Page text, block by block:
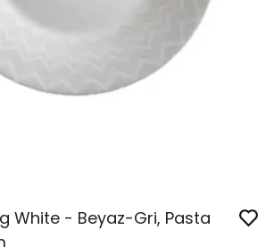
White - Beyaz-Gri, Pasta